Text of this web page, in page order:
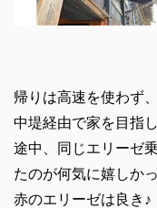
帰りは高速を使わず
中堤経由で家を目指
途中、同じエリーゼ
たのが何気に嬉しか
赤のエリーゼは良き♪